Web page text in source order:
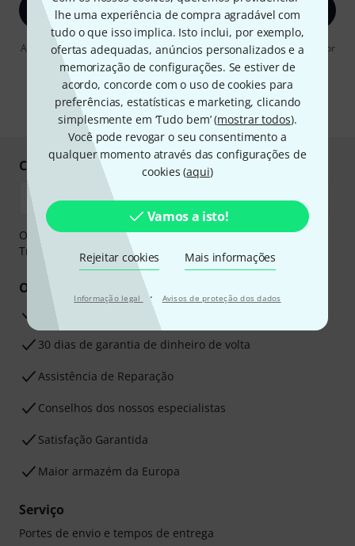
lhe uma experiência de compra agradável com
tudo o que isso implica. Isto inclui, por exemplo,
ofertas adequadas, anúncios personalizados e a
memorização de configurações. Se estiver de
acordo, concorde com o uso de cookies para
preferências, estatísticas e marketing, clicando
simplesmente em ‘Tudo bem’ (mostrar todos).
Você pode revogar o seu consentimento a
qualquer momento através das configurações de
cookies (aqui)
Vamos a isto!
Rejeitar cookies Mais informações
Informação legal · Avisos de proteção dos dados
Inscreva-se agora
Ao clicar em "Inscreva-se agora", concordo em receber publicidade por
e-mail. Posso cancelar a assinatura a qualquer momento. Você pode
encontrar mais informações sobre a newsletter na nossa diretriz de
proteção de dados.
Compre e pague em segurança
O pagamento pode ser feito de forma segura através de
Transferência bancária, PayPal ou Cartão de crédito.
Os seus benefícios
Garantia Thomann de 3 anos
30 dias de garantia de dinheiro de volta
Assistência de Reparação
Conselhos dos nossos especialistas
Satisfação Garantida
Maior armazém da Europa
Serviço
Portes de envio e tempos de entrega